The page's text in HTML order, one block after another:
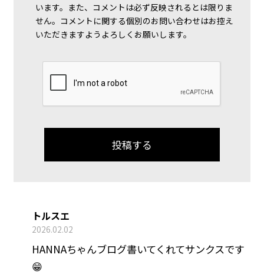
います。また、コメントは必ず反映されるとは限りま
せん。コメントに関する個別のお問い合わせはお控え
いただきますようよろしくお願いします。
トルスエ
2026.02.02
HANNAちゃんブログ書いてくれてサンクスです
😁